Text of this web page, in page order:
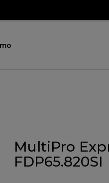
MultiPro
FDP65.820SI